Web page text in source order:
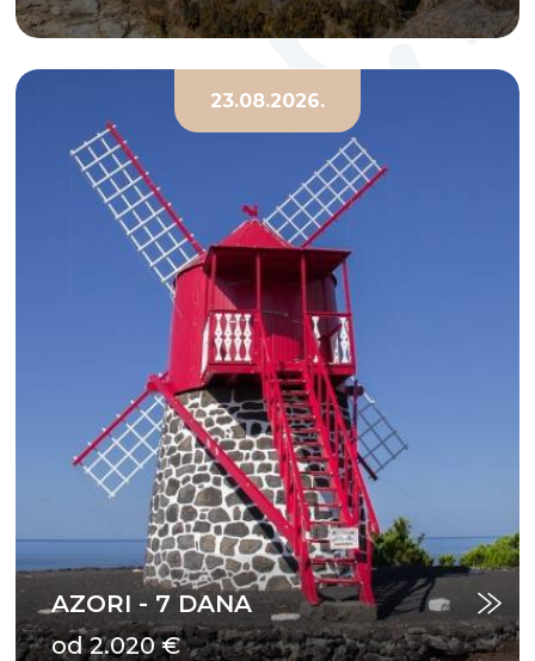
23.08.2026.
AZORI - 7 DANA
od 2.020 €